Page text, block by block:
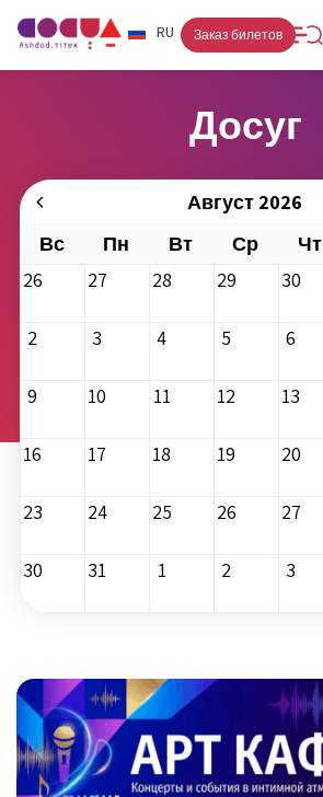
RU
HE
Заказ билетов
Досуг
Август 2026
Вс
Пн Вт Ср Чт
26
27 28 29 30
2 3 4 5 6
9 10 11 12 13
16 17 18 19 20
23 24 25 26 27
30 31 1 2 3